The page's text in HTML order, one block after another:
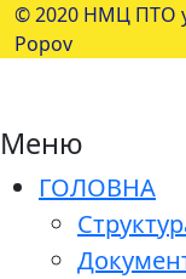
© 2020 НМЦ ПТО у
Popov
Меню
ГОЛОВНА